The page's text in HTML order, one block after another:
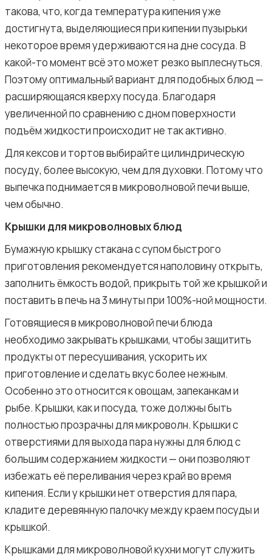
такова, что, когда температура кипения уже
достигнута, выделяющиеся при кипении пузырьки
некоторое время удерживаются на дне сосуда. В
какой-то момент всё это может резко выплеснуться.
Поэтому оптимальный вариант для подобных блюд —
расширяющаяся кверху посуда. Благодаря
увеличенной по сравнению с дном поверхности
подъём жидкости происходит не так активно.
Для кексов и тортов выбирайте цилиндрическую
посуду, более высокую, чем для духовки. Потому что
выпечка поднимается в микроволновой печи выше,
чем обычно.
Крышки для микроволновых блюд
Бумажную крышку стакана с супом быстрого
приготовления рекомендуется наполовину открыть,
заполнить ёмкость водой, прикрыть той же крышкой и
поставить в печь на 3 минуты при 100%-ной мощности.
Готовящиеся в микроволновой печи блюда
необходимо закрывать крышками, чтобы защитить
продукты от пересушивания, ускорить их
приготовление и сделать вкус более нежным.
Особенно это относится к овощам, запеканкам и
рыбе. Крышки, как и посуда, тоже должны быть
полностью прозрачны для микроволн. Крышки с
отверстиями для выхода пара нужны для блюд с
большим содержанием жидкости — они позволяют
избежать её переливания через край во время
кипения. Если у крышки нет отверстия для пара,
кладите деревянную палочку между краем посуды и
крышкой.
Крышками для микроволновой кухни могут служить